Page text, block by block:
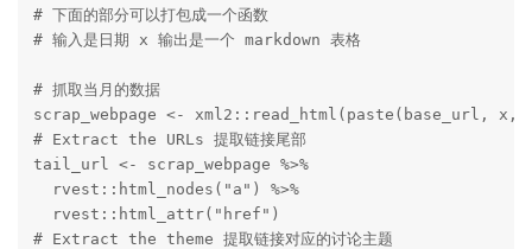
# 下面的部分可以打包成一个函数
# 输入是日期 x 输出是一个 markdown 表格
# 抓取当月的数据
scrap_webpage <- xml2::read_html(paste(base_url,
# Extract the URLs 提取链接尾部
tail_url <- scrap_webpage %>%
  rvest::html_nodes("a") %>%
  rvest::html_attr("href")
# Extract the theme 提取链接对应的讨论主题